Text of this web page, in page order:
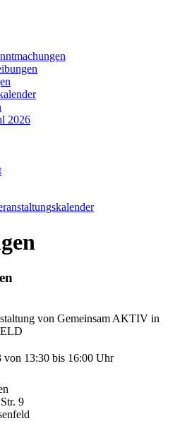
2026
von Gemeinsam AKTIV in
von 13:30 bis 16:00 Uhr
9